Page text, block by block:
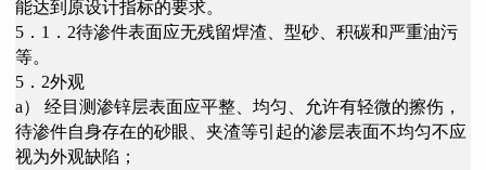
能达到原设计指标的要求。
5．1．2待渗件表面应无残留焊渣、型砂、积碳和严重油污
等。
5．2外观
a） 经目测渗锌层表面应平整、均匀、允许有轻微的擦伤，
待渗件自身存在的砂眼、夹渣等引起的渗层表面不均匀不应
视为外观缺陷；